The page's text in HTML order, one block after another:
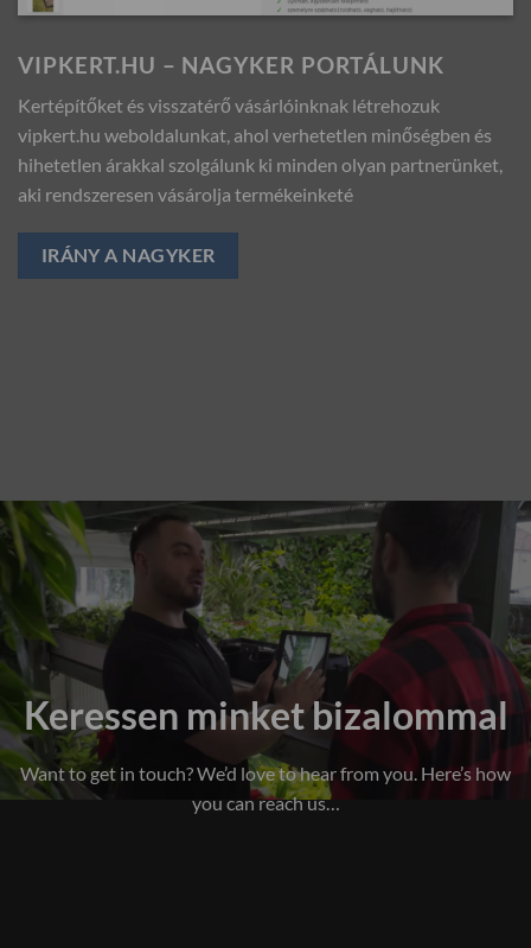
VIPKERT.HU – NAGYKER PORTÁLUNK
Kertépítőket és visszatérő vásárlóinknak létrehozuk
vipkert.hu weboldalunkat, ahol verhetetlen minőségben és
hihetetlen árakkal szolgálunk ki minden olyan partnerünket,
aki rendszeresen vásárolja termékeinketé
IRÁNY A NAGYKER
Keressen minket bizalommal
Want to get in touch? We’d love to hear from you. Here’s how
you can reach us…